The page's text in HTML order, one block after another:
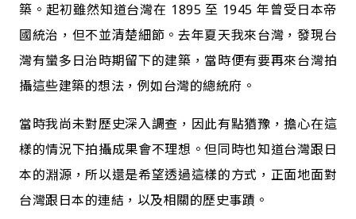
築。起初雖然知道台灣在 1895 至 1945 年曾受日本帝
國統治，但不並清楚細節。去年夏天我來台灣，發現台
灣有蠻多日治時期留下的建築，當時便有要再來台灣拍
攝這些建築的想法，例如台灣的總統府。
當時我尚未對歷史深入調查，因此有點猶豫，擔心在這
樣的情況下拍攝成果會不理想。但同時也知道台灣跟日
本的淵源，所以還是希望透過這樣的方式，正面地面對
台灣跟日本的連結，以及相關的歷史事蹟。